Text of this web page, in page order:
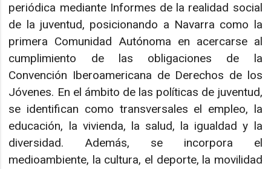
periódica mediante Informes de la realidad social
de la juventud, posicionando a Navarra como la
primera Comunidad Autónoma en acercarse al
cumplimiento de las obligaciones de la
Convención Iberoamericana de Derechos de los
Jóvenes. En el ámbito de las políticas de juventud,
se identifican como transversales el empleo, la
educación, la vivienda, la salud, la igualdad y la
diversidad. Además, se incorpora el
medioambiente, la cultura, el deporte, la movilidad